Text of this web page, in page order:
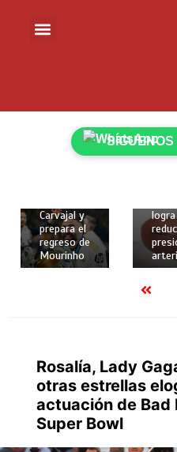
2 mins
Carvajal y
prepara el
regreso de
Mourinho
2
logra
Rosalía, Lady
otras estrellas
actuación de Bad
Super Bowl